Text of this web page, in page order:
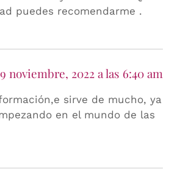
puedes recomendarme .
noviembre, 2022 a las 6:40 am
sirve de mucho, ya
en el mundo de las